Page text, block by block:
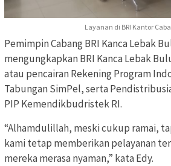
Layanan di BRI Kantor
Pemimpin Cabang BRI Kanca Lebak
mengungkapkan BRI Kanca Lebak
atau pencairan Rekening Program
Tabungan SimPel, serta
PIP Kemendikbudristek RI.
“Alhamdulillah, meski cukup ramai,
kami tetap memberikan pelayanan
mereka merasa nyaman,” kata Edy.